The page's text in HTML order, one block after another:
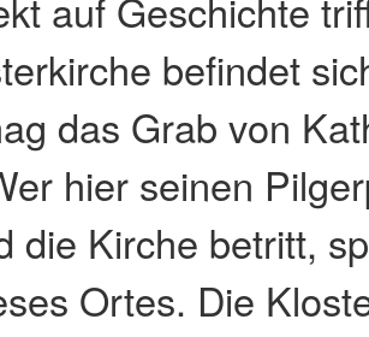
befindet
das Grab von
hier seinen
die Kirche betritt,
Ortes. Die